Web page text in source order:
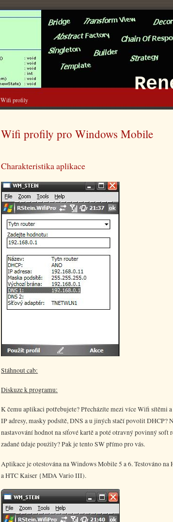
Wifi profily
Wifi profily pro Windows Mobile
Charakteristika aplikace
Stáhnout cab:
Diskuze k programu:
K čemu aplikaci potřebujete? Přecházíte mezi více Wifi sítěmi
IP adresy, masky podsítě, DNS a u jiných stačí povolit DHCP?
nastavování hodnot na síťové kartě a poté otravný povinný soft
zadané údaje použily? Pak je tento SW přímo pro vás.
Aplikace je otestována na Windows Mobile 5 a 6. Testováno
a HTC Kaiser {MDA Vario III).